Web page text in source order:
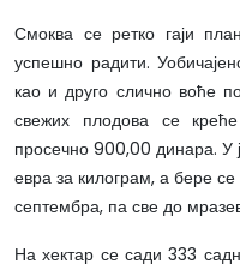
Смоква се ретко гаји
успешно радити.
као и друго слично воће
свежих плодова се
просечно 900,00 динара. У
евра за килограм, а бере се
септембра, па све до
На хектар се сади 333